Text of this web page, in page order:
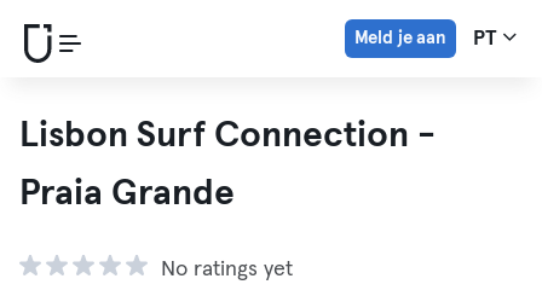
Meld je aan PT
Lisbon Surf Connection -
Praia Grande
No ratings yet